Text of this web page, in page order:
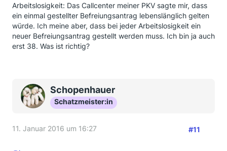
Arbeitslosigkeit: Das Callcenter meiner PKV sagte mir, dass
ein einmal gestellter Befreiungsantrag lebenslänglich gelten
würde. Ich meine aber, dass bei jeder Arbeitslosigkeit ein
neuer Befreiungsantrag gestellt werden muss. Ich bin ja auch
erst 38. Was ist richtig?
Schopenhauer
Schatzmeister:in
11. Januar 2016 um 16:27 #11